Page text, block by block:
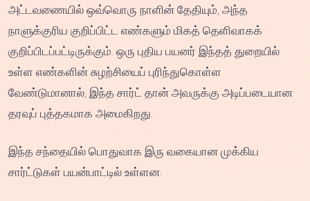
அட்டவணையில் ஒவ்வொரு நாளின் தேதியும், அந்த
நாளுக்குரிய குறிப்பிட்ட எண்களும் மிகத் தெளிவாகக்
குறிப்பிடப்பட்டிருக்கும். ஒரு புதிய பயனர் இந்தத் துறையில்
உள்ள எண்களின் சுழற்சியைப் புரிந்துகொள்ள
வேண்டுமானால், இந்த சார்ட் தான் அவருக்கு அடிப்படையான
தரவுப் புத்தகமாக அமைகிறது.
இந்த சந்தையில் பொதுவாக இரு வகையான முக்கிய
சார்ட்டுகள் பயன்பாட்டில் உள்ளன: